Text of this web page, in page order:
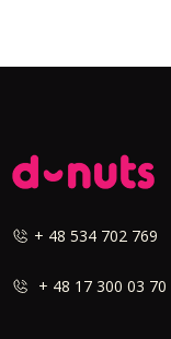
+ 48 534 702 769
+ 48 17 300 03 70